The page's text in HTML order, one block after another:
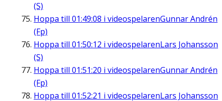
(S)
Hoppa till 01:49:08 i videospelarenGunnar Andrén
(Fp)
Hoppa till 01:50:12 i videospelarenLars Johansson
(S)
Hoppa till 01:51:20 i videospelarenGunnar Andrén
(Fp)
Hoppa till 01:52:21 i videospelarenLars Johansson